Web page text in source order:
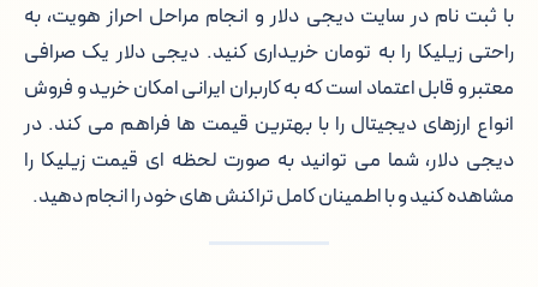
با ثبت نام در سایت دیجی دلار و انجام مراحل احراز هویت، به
راحتی زیلیکا را به تومان خریداری کنید. دیجی دلار یک صرافی
معتبر و قابل اعتماد است که به کاربران ایرانی امکان خرید و فروش
انواع ارزهای دیجیتال را با بهترین قیمت ها فراهم می کند. در
دیجی دلار، شما می توانید به صورت لحظه ای قیمت زیلیکا را
مشاهده کنید و با اطمینان کامل تراکنش های خود را انجام دهید.